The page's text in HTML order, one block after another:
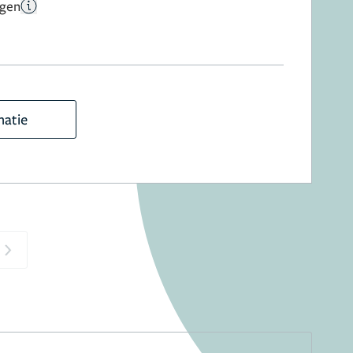
Next